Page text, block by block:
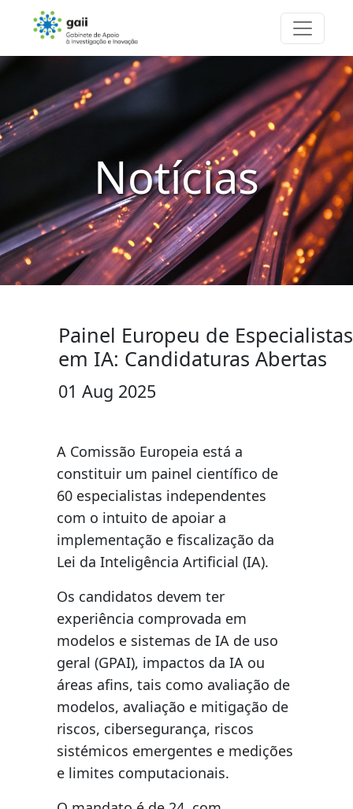
Notícias
Painel Europeu de Especialistas
em IA: Candidaturas Abertas
01 Aug 2025
A Comissão Europeia está a
constituir um painel científico de
60 especialistas independentes
com o intuito de apoiar a
implementação e fiscalização da
Lei da Inteligência Artificial (IA).
Os candidatos devem ter
experiência comprovada em
modelos e sistemas de IA de uso
geral (GPAI), impactos da IA ou
áreas afins, tais como avaliação de
modelos, avaliação e mitigação de
riscos, cibersegurança, riscos
sistémicos emergentes e medições
e limites computacionais.